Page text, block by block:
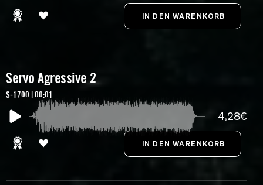
Servo Agressive 2
S-1700 | 00:01
4,28€